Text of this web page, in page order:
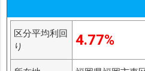
区分平均利回
り
4.77%